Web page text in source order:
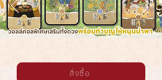
สั่งซื้อ